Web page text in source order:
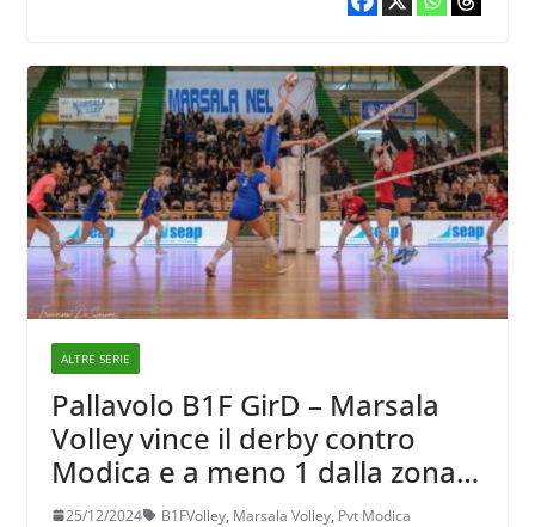
ALTRE SERIE
Pallavolo B1F GirD – Marsala
Volley vince il derby contro
Modica e a meno 1 dalla zona
podio
25/12/2024 B1FVolley, Marsala Volley, Pvt Modica